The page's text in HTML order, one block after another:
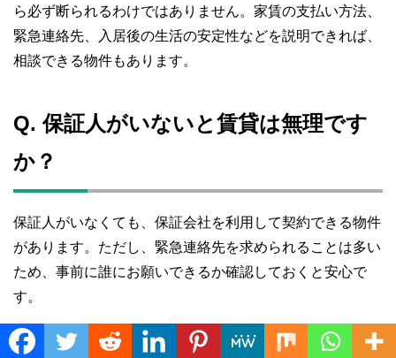
ら必ず断られるわけではありません。家賃の支払い方法、
緊急連絡先、入居後の生活の安定性などを説明できれば、
相談できる物件もあります。
Q. 保証人がいないと賃貸は無理です
か？
保証人がいなくても、保証会社を利用して契約できる物件
があります。ただし、緊急連絡先を求められることは多い
ため、事前に誰にお願いできるか確認しておくと安心で
す。
Translate »